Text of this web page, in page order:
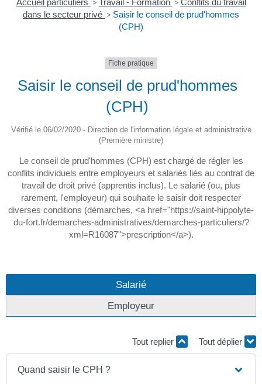
Accueil particuliers > Travail - Formation > Conflits du travail
dans le secteur privé > Saisir le conseil de prud'hommes
(CPH)
Fiche pratique
Saisir le conseil de prud'hommes
(CPH)
Vérifié le 06/02/2020 - Direction de l'information légale et administrative
(Première ministre)
Le conseil de prud'hommes (CPH) est chargé de régler les
conflits individuels entre employeurs et salariés liés au contrat de
travail de droit privé (apprentis inclus). Le salarié (ou, plus
rarement, l'employeur) qui souhaite le saisir doit respecter
diverses conditions (démarches, <a href="https://saint-hippolyte-
du-fort.fr/demarches-administratives/demarches-particuliers/?
xml=R16087">prescription</a>).
Salarié
Employeur
Tout replier Tout déplier
Quand saisir le CPH ?